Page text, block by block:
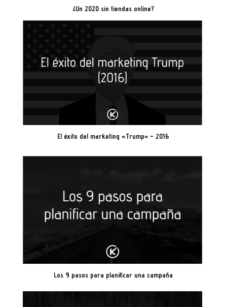
¿Un 2020 sin tiendas online?
El éxito del marketing «Trump» – 2016
Los 9 pasos para planificar una campaña